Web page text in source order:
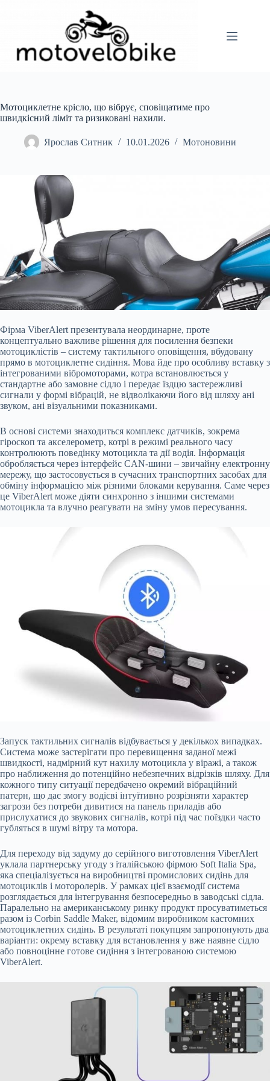
Мотоциклетне крісло, що вібрує, сповіщатиме про
швидкісний ліміт та ризиковані нахили.
Ярослав Ситник 10.01.2026 Мотоновини
Фірма ViberAlert презентувала неординарне, проте
концептуально важливе рішення для посилення безпеки
мотоциклістів – систему тактильного оповіщення, вбудовану
прямо в мотоциклетне сидіння. Мова йде про особливу вставку з
інтегрованими вібромоторами, котра встановлюється у
стандартне або замовне сідло і передає їздцю застережливі
сигнали у формі вібрацій, не відволікаючи його від шляху ані
звуком, ані візуальними показниками.
В основі системи знаходиться комплекс датчиків, зокрема
гіроскоп та акселерометр, котрі в режимі реального часу
контролюють поведінку мотоцикла та дії водія. Інформація
обробляється через інтерфейс CAN-шини – звичайну електронну
мережу, що застосовується в сучасних транспортних засобах для
обміну інформацією між різними блоками керування. Саме через
це ViberAlert може діяти синхронно з іншими системами
мотоцикла та влучно реагувати на зміну умов пересування.
Запуск тактильних сигналів відбувається у декількох випадках.
Система може застерігати про перевищення заданої межі
швидкості, надмірний кут нахилу мотоцикла у віражі, а також
про наближення до потенційно небезпечних відрізків шляху. Для
кожного типу ситуації передбачено окремий вібраційний
патерн, що дає змогу водієві інтуїтивно розрізняти характер
загрози без потреби дивитися на панель приладів або
прислухатися до звукових сигналів, котрі під час поїздки часто
губляться в шумі вітру та мотора.
Для переходу від задуму до серійного виготовлення ViberAlert
уклала партнерську угоду з італійською фірмою Soft Italia Spa,
яка спеціалізується на виробництві промислових сидінь для
мотоциклів і моторолерів. У рамках цієї взаємодії система
розглядається для інтегрування безпосередньо в заводські сідла.
Паралельно на американському ринку продукт просуватиметься
разом із Corbin Saddle Maker, відомим виробником кастомних
мотоциклетних сидінь. В результаті покупцям запропонують два
варіанти: окрему вставку для встановлення у вже наявне сідло
або повноцінне готове сидіння з інтегрованою системою
ViberAlert.